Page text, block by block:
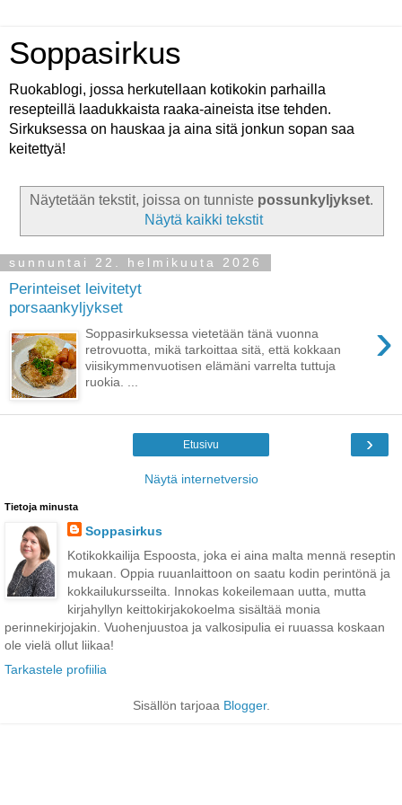
Soppasirkus
Ruokablogi, jossa herkutellaan kotikokin parhailla
resepteillä laadukkaista raaka-aineista itse tehden.
Sirkuksessa on hauskaa ja aina sitä jonkun sopan saa
keitettyä!
Näytetään tekstit, joissa on tunniste possunkyljykset.
Näytä kaikki tekstit
sunnuntai 22. helmikuuta 2026
Perinteiset leivitetyt
porsaankyljykset
›
Soppasirkuksessa vietetään tänä vuonna
retrovuotta, mikä tarkoittaa sitä, että kokkaan
viisikymmenvuotisen elämäni varrelta tuttuja
ruokia. ...
›
Etusivu
Näytä internetversio
Tietoja minusta
Soppasirkus
Kotikokkailija Espoosta, joka ei aina malta mennä reseptin
mukaan. Oppia ruuanlaittoon on saatu kodin perintönä ja
kokkailukursseilta. Innokas kokeilemaan uutta, mutta
kirjahyllyn keittokirjakokoelma sisältää monia
perinnekirjojakin. Vuohenjuustoa ja valkosipulia ei ruuassa koskaan
ole vielä ollut liikaa!
Tarkastele profiilia
Sisällön tarjoaa Blogger.